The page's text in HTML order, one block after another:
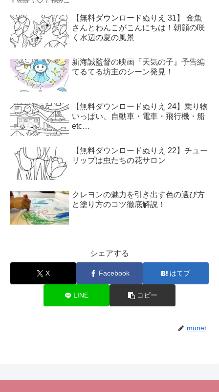
【無料ダウンロードぬりえ 31】 金魚
さんとわんこがこんにちは！朝顔の咲
く水辺の夏の風景
新海誠監督の映画『天気の子』予告編
てるてる坊主のシーン発見！
【無料ダウンロードぬりえ 24】乗り物
いっぱい、自動車・電車・飛行機・船
etc…
【無料ダウンロードぬりえ 22】チュー
リップは虫たちの花サロン
クレヨンの魅力を引き出す色の選び方
と塗り方のコツ徹底解説！
シェアする
X Facebook はてブ
LINE コピー
munet